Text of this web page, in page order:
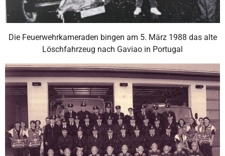
Die Feuerwehrkameraden bingen am 5. März 1988 das alte
Löschfahrzeug nach Gaviao in Portugal